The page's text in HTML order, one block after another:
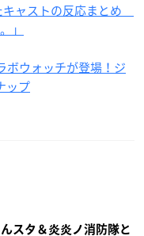
キャストの反応まとめ
」
ボウォッチが登場！ジ
ップ
スタ＆炎炎ノ消防隊と